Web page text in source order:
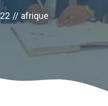
// afrique